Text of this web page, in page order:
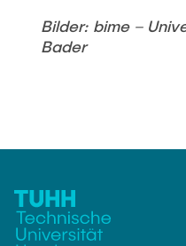
Bilder: bime –
Bader